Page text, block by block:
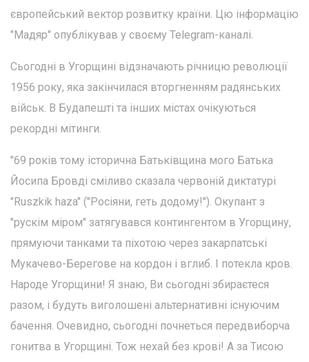
європейський вектор розвитку країни. Цю інформацію
"Мадяр" опублікував у своєму Telegram-каналі.
Сьогодні в Угорщині відзначають річницю революції
1956 року, яка закінчилася вторгненням радянських
військ. В Будапешті та інших містах очікуються
рекордні мітинги.
"69 років тому історична Батьківщина мого Батька
Йосипа Бровді сміливо сказала червоній диктатурі
"Ruszkik haza" ("Росіяни, геть додому!"). Окупант з
"рускім міром" затягувався контингентом в Угорщину,
прямуючи танками та піхотою через закарпатські
Мукачево-Берегове на кордон і вглиб. І потекла кров.
Народе Угорщини! Я знаю, Ви сьогодні збираєтеся
разом, і будуть виголошені альтернативні існуючим
бачення. Очевидно, сьогодні почнеться передвиборча
гонитва в Угорщині. Тож нехай без крові! А за Тисою